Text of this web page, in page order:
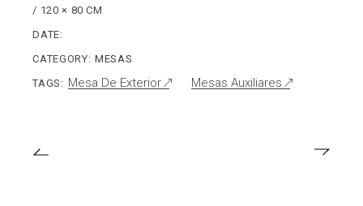
/ 120 × 80 CM
DATE:
CATEGORY: MESAS
TAGS: Mesa De Exterior Mesas Auxiliares